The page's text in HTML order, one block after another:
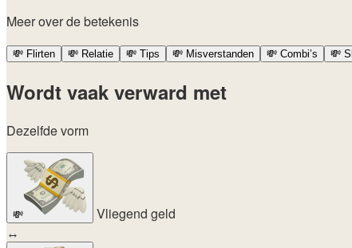
Meer over de betekenis
💸 Flirten 💸 Relatie 💸 Tips 💸 Misverstanden 💸 Combi’s 💸
Wordt vaak verward met
Dezelfde vorm
💸
Vliegend geld
↔